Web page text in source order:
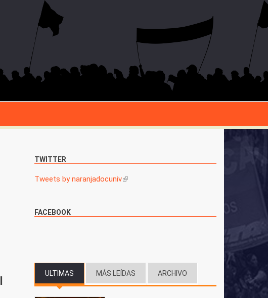
TWITTER
Tweets by naranjadocuniv(link is external)
FACEBOOK
ULTIMAS (SOLAPA ACTIVA)
MÁS LEÍDAS ARCHIVO